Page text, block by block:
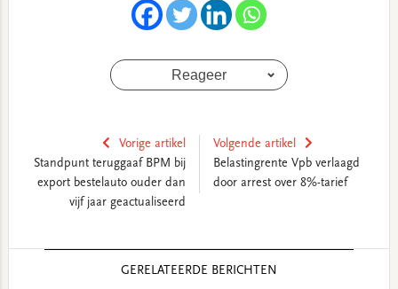
Reageer
Vorige artikel
Standpunt teruggaaf BPM bij
export bestelauto ouder dan
vijf jaar geactualiseerd
Volgende artikel
Belastingrente Vpb verlaagd
door arrest over 8%-tarief
GERELATEERDE BERICHTEN